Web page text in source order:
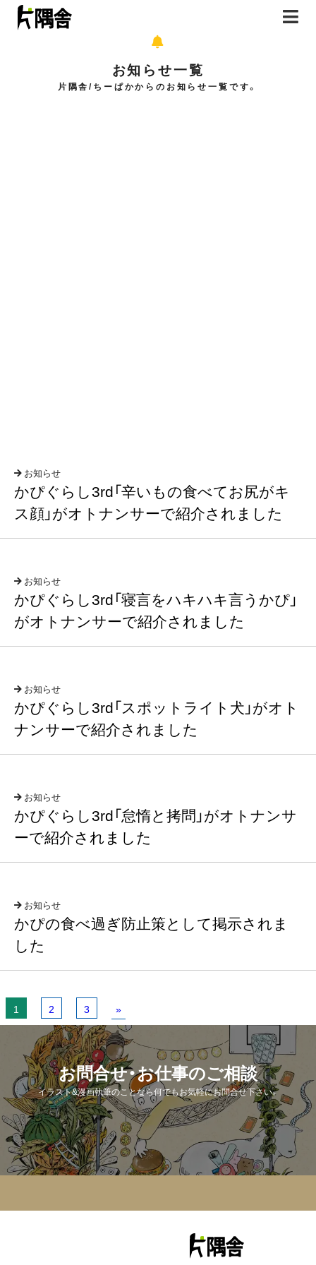
お知らせ一覧
片隅舎/ちーぱかからのお知らせ一覧です。
お知らせ
かぴぐらし3rd「辛いもの食べてお尻がキ
ス顔」がオトナンサーで紹介されました
お知らせ
かぴぐらし3rd「寝言をハキハキ言うかぴ」
がオトナンサーで紹介されました
お知らせ
かぴぐらし3rd「スポットライト犬」がオト
ナンサーで紹介されました
お知らせ
かぴぐらし3rd「怠惰と拷問」がオトナンサ
ーで紹介されました
お知らせ
かぴの食べ過ぎ防止策として掲示されま
した
1 2 3 »
お問合せ・お仕事のご相談
イラスト&漫画執筆のことなら何でもお気軽にお問合せ下さい。
トップページ